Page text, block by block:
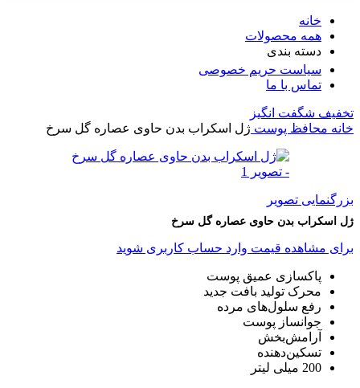
خانه
همه محصولات
دسته بندی
سیاست حریم خصوصی
تماس با ما
تخفیف شگفت انگیز
خانه محافظ پوست ژل اسکراب بدن حاوی عصاره گل سرخ
بزرگنمایی تصویر
ژل اسکراب بدن حاوی عصاره گل سرخ
برای مشاهده قیمت وارد حساب کاربری شوید
پاکسازی عمیق پوست
محرک تولید بافت جدید
رفع سلول‌های مرده
جوانساز پوست
آرامش‌بخش
تسکین‌دهنده
200 میلی لیتر